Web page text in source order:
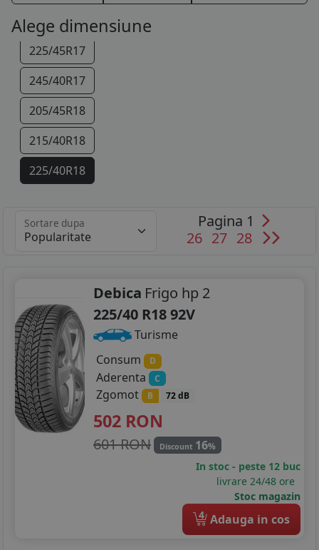
Alege dimensiune
205/50R17
225/45R17
245/40R17
205/45R18
215/40R18
225/40R18
245/35R18
245/35R19
265/35R19
Sortare dupa
Pagina 1
26 27 28
Debica Frigo hp 2
225/40 R18 92V
Turisme
Consum
D
Aderenta C
Zgomot B 72 dB
502 RON
601 RON Discount 16%
In stoc - peste 12 buc
livrare 24/48 ore
Stoc magazin
4 Adauga in cos